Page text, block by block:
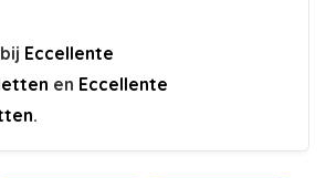
Eccellente
en Eccellente
.